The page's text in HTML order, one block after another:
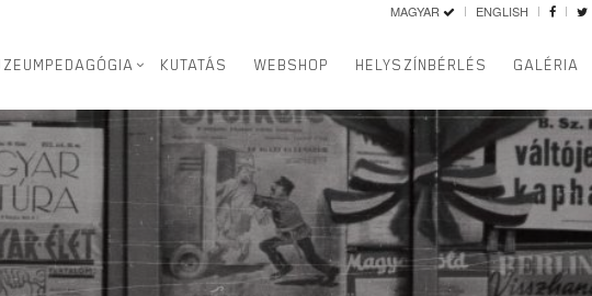
MAGYAR ENGLISH
KUTATÁS WEBSHOP HELYSZÍNBÉRLÉS GALÉRIA